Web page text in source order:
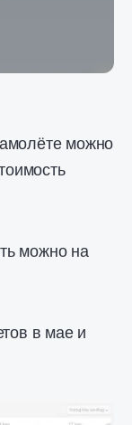
можно
можно на
в мае и